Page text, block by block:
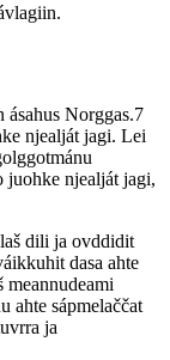
ásahus Norggas.7
njealját jagi. Lei
juohke njealját jagi,
dili ja ovddidit
dasa ahte
meannudeami
ahte sápmelaččat
ja